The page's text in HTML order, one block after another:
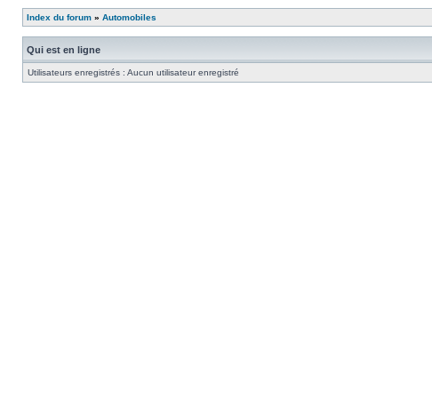
Index du forum » Automobiles
Qui est en ligne
Utilisateurs enregistrés : Aucun utilisateur enregistré